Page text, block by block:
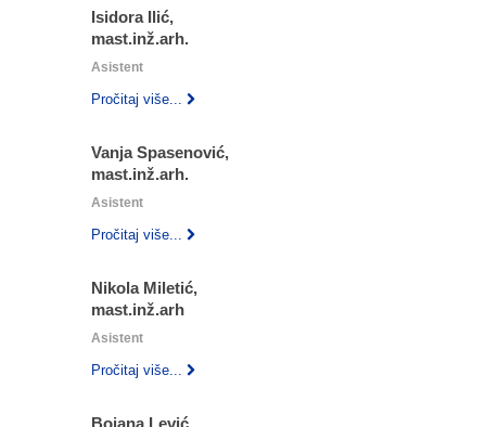
Isidora Ilić,
mast.inž.arh.
Asistent
Pročitaj više...
Vanja Spasenović,
mast.inž.arh.
Asistent
Pročitaj više...
Nikola Miletić,
mast.inž.arh
Asistent
Pročitaj više...
Bojana Lević,